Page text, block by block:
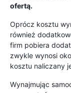
ofertą.
Oprócz kosztu
również
firm pobiera
zwykle wynosi
kosztu naliczany
Wynajmując